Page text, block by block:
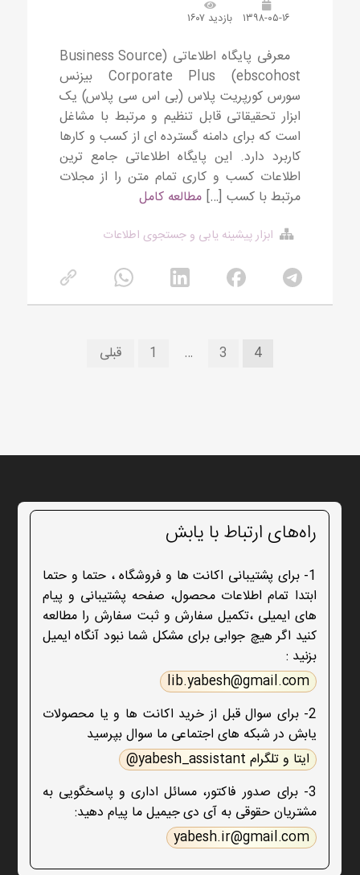
۱۳۹۸-۰۵-۱۶ بازدید ۱۶۰۷
معرفی پایگاه اطلاعاتی (Business Source
Corporate Plus (ebscohost بیزنس
سورس کورپریت پلاس (بی اس سی پلاس) یک
ابزار تحقیقاتی قابل تنظیم و مرتبط با مشاغل
است که برای دامنه گسترده ای از کسب و کارها
کاربرد دارد. این پایگاه اطلاعاتی جامع ترین
اطلاعات کسب و کاری تمام متن را از مجلات
مرتبط با کسب […] مطالعه کامل
ابزار پیشینه یابی و جستجوی اطلاعات
قبلی 1 … 3 4
راه‌های ارتباط با یابش
1- برای پشتیبانی اکانت ها و فروشگاه ، حتما و حتما
ابتدا تمام اطلاعات محصول، صفحه پشتیبانی و پیام
های ایمیلی ،تکمیل سفارش و ثبت سفارش را مطالعه
کنید اگر هیچ جوابی برای مشکل شما نبود آنگاه ایمیل
بزنید :
lib.yabesh@gmail.com
2- برای سوال قبل از خرید اکانت ها و یا محصولات
یابش در شبکه های اجتماعی ما سوال بپرسید
ایتا و تلگرام yabesh_assistant@
3- برای صدور فاکتور، مسائل اداری و پاسخگویی به
مشتریان حقوقی به آی دی جیمیل ما پیام دهید:
yabesh.ir@gmail.com